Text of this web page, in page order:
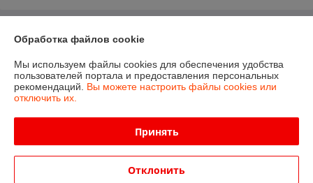
Контакты
Доставка и оплата
Обработка файлов cookie
Мы используем файлы cookies для обеспечения удобства
пользователей портала и предоставления персональных
рекомендаций. Вы можете настроить файлы cookies или
отключить их.
Принять
Отклонить